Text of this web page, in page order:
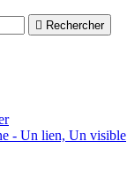
 Rechercher
- Un lien, Un visible